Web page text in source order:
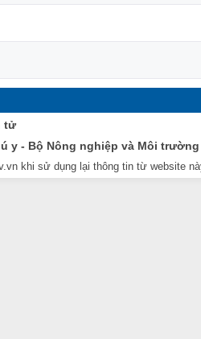
tử
y - Bộ Nông nghiệp và Môi trường
khi sử dụng lại thông tin từ website